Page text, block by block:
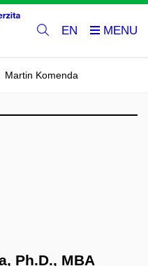
EN
Martin Komenda
Ph.D., MBA